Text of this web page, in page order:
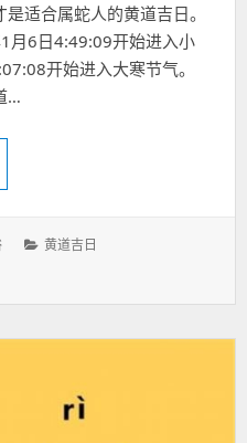
适合属蛇人的黄道吉日。
月6日4:49:09开始进入小
开始进入大寒节气。
…
的2024年1月黄道吉日有哪些？
分
黄道吉日